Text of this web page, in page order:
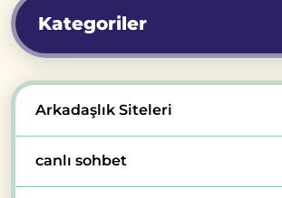
Kategoriler
Arkadaşlık Siteleri
canlı sohbet